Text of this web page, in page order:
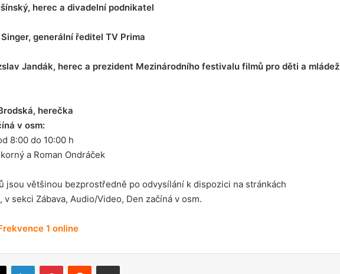
herec a divadelní podnikatel
Singer, generální ředitel TV Prima
Jandák, herec a prezident Mezinárodního festivalu filmů pro děti a mládež
herečka
v osm:
8:00 do 10:00 h
a Roman Ondráček
jsou většinou bezprostředně po odvysílání k dispozici na stránkách
, v sekci Zábava, Audio/Video, Den začíná v osm.
1 online